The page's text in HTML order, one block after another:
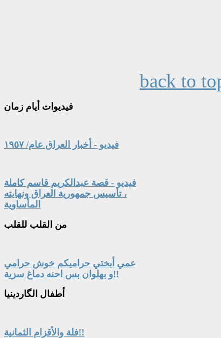
back to
فيديوات أيام زمان
فيديو - أخبار العراق عام/ ١٩٥٧
فيديو - قصة عبدالكريم قاسم كاملة
، تأسيس جمهورية العراق ونهايته
المأساوية
من القلب للقلب
عمي أبختي حراميكم خوش حرامي
و بهلوان بس احنه دماغ سزية!!
أطفال الگاردينيا
فلة والأقزام الثمانية!!